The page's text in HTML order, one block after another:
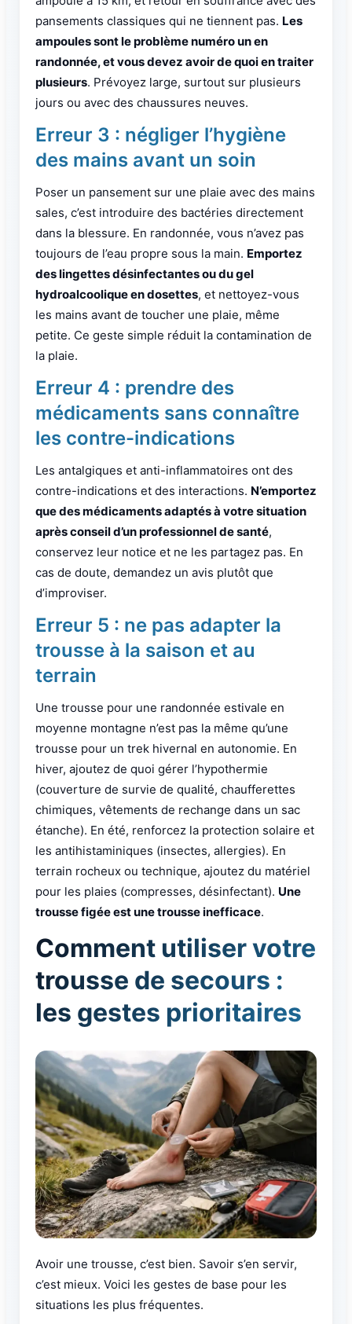
pansements classiques qui ne tiennent pas. Les
ampoules sont le problème numéro un en
randonnée, et vous devez avoir de quoi en traiter
plusieurs. Prévoyez large, surtout sur plusieurs
jours ou avec des chaussures neuves.
Erreur 3 : négliger l’hygiène
des mains avant un soin
Poser un pansement sur une plaie avec des mains
sales, c’est introduire des bactéries directement
dans la blessure. En randonnée, vous n’avez pas
toujours de l’eau propre sous la main. Emportez
des lingettes désinfectantes ou du gel
hydroalcoolique en dosettes, et nettoyez-vous
les mains avant de toucher une plaie, même
petite. Ce geste simple réduit la contamination de
la plaie.
Erreur 4 : prendre des
médicaments sans connaître
les contre-indications
Les antalgiques et anti-inflammatoires ont des
contre-indications et des interactions. N’emportez
que des médicaments adaptés à votre situation
après conseil d’un professionnel de santé,
conservez leur notice et ne les partagez pas. En
cas de doute, demandez un avis plutôt que
d’improviser.
Erreur 5 : ne pas adapter la
trousse à la saison et au
terrain
Une trousse pour une randonnée estivale en
moyenne montagne n’est pas la même qu’une
trousse pour un trek hivernal en autonomie. En
hiver, ajoutez de quoi gérer l’hypothermie
(couverture de survie de qualité, chaufferettes
chimiques, vêtements de rechange dans un sac
étanche). En été, renforcez la protection solaire et
les antihistaminiques (insectes, allergies). En
terrain rocheux ou technique, ajoutez du matériel
pour les plaies (compresses, désinfectant). Une
trousse figée est une trousse inefficace.
Comment utiliser votre
trousse de secours :
les gestes prioritaires
Avoir une trousse, c’est bien. Savoir s’en servir,
c’est mieux. Voici les gestes de base pour les
situations les plus fréquentes.